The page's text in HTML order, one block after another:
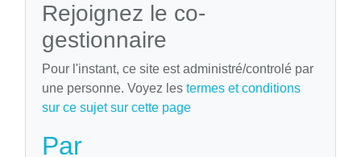
Rejoignez le co-
gestionnaire
Pour l'instant, ce site est administré/controlé par
une personne. Voyez les termes et conditions
sur ce sujet sur cette page
Par